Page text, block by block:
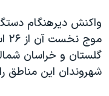
صفحه‌های ویژه
سفر پرزیدنت ترامپ به
واکنش دیرهنگام
گلستان و خراسان
شهروندان این مناطق